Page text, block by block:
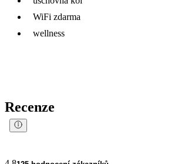
WiFi zdarma
wellness
Recenze